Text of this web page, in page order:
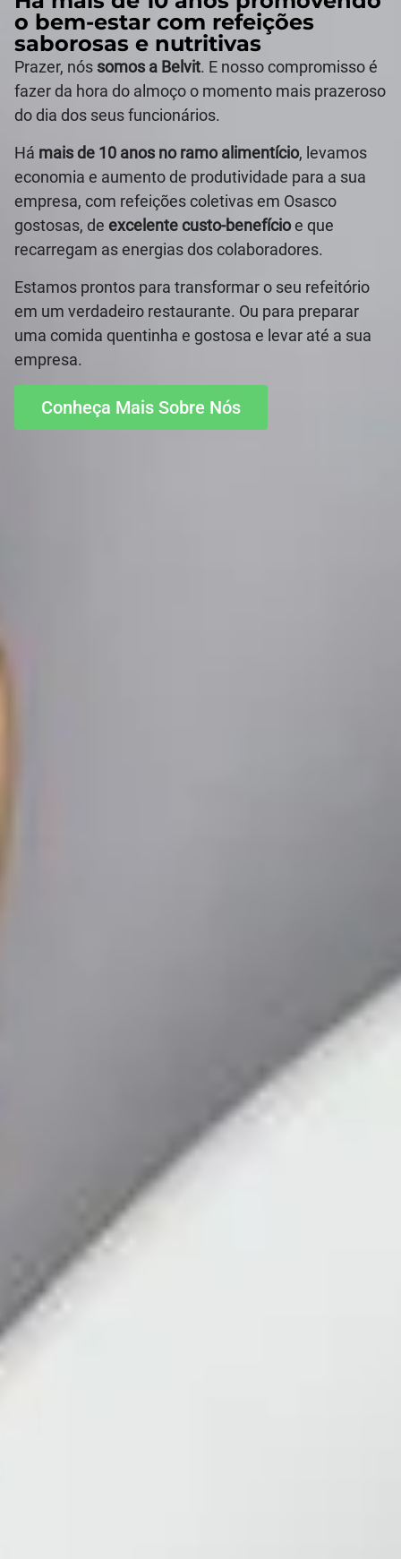
o bem-estar com refeições
saborosas e nutritivas
Prazer, nós somos a Belvit. E nosso compromisso é
fazer da hora do almoço o momento mais prazeroso
do dia dos seus funcionários.
Há mais de 10 anos no ramo alimentício, levamos
economia e aumento de produtividade para a sua
empresa, com refeições coletivas em Osasco
gostosas, de excelente custo-benefícioe que
recarregam as energias dos colaboradores.
Estamos prontos para transformar o seu refeitório
em um verdadeiro restaurante. Ou para preparar
uma comida quentinha e gostosa e levar até a sua
empresa.
Conheça Mais Sobre Nós